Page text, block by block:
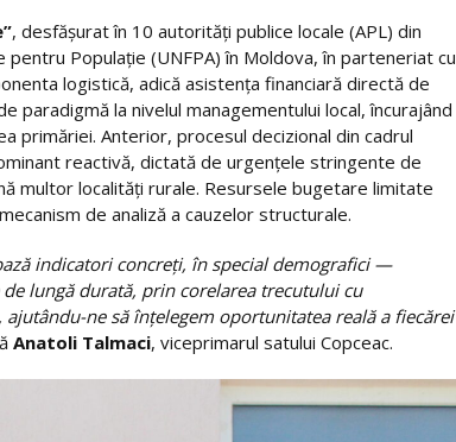
, desfășurat în 10 autorități publice locale (APL) din
Populație (UNFPA) în Moldova, în parteneriat cu
logistică, adică asistența financiară directă de
paradigmă la nivelul managementului local, încurajând
primăriei. Anterior, procesul decizional din cadrul
reactivă, dictată de urgențele stringente de
multor localități rurale. Resursele bugetare limitate
de analiză a cauzelor structurale.
indicatori concreți, în special demografici —
lungă durată, prin corelarea trecutului cu
ne să înțelegem oportunitatea reală a fiecărei
Anatoli Talmaci, viceprimarul satului Copceac.